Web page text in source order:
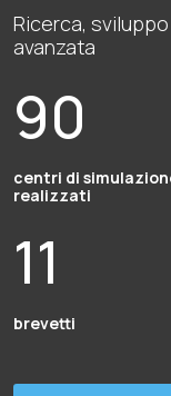
Ricerca,
avanzata
90
centri di
realizzati
11
brevetti